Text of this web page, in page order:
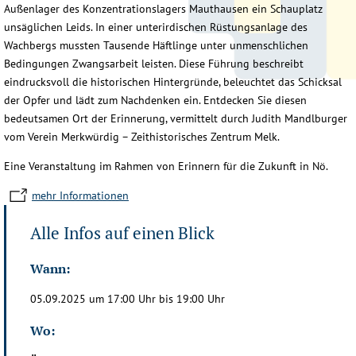
Außenlager des Konzentrationslagers Mauthausen ein Schauplatz
unsäglichen Leids. In einer unterirdischen Rüstungsanlage des
Wachbergs mussten Tausende Häftlinge unter unmenschlichen
Bedingungen Zwangsarbeit leisten. Diese Führung beschreibt
eindrucksvoll die historischen Hintergründe, beleuchtet das Schicksal
der Opfer und lädt zum Nachdenken ein. Entdecken Sie diesen
bedeutsamen Ort der Erinnerung, vermittelt durch Judith Mandlburger
vom Verein Merkwürdig – Zeithistorisches Zentrum Melk.
Eine Veranstaltung im Rahmen von Erinnern für die Zukunft in Nö.
mehr Informationen
Alle Infos auf einen Blick
Wann:
05.09.2025 um 17:00 Uhr bis 19:00 Uhr
Wo: